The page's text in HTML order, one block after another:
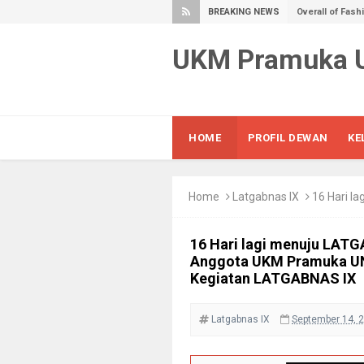
BREAKING NEWS Overall of
Best Way to
Quit Talking
Floating
Museum Helps
Summer
UKM Pramuka
HOME PROFIL DEWAN
Home Latgabnas IX 16 Hari lagi menuju
16 Hari lagi menuju
Anggota UKM Pramuka
Kegiatan LATGABNAS IX
Latgabnas IX September 14,